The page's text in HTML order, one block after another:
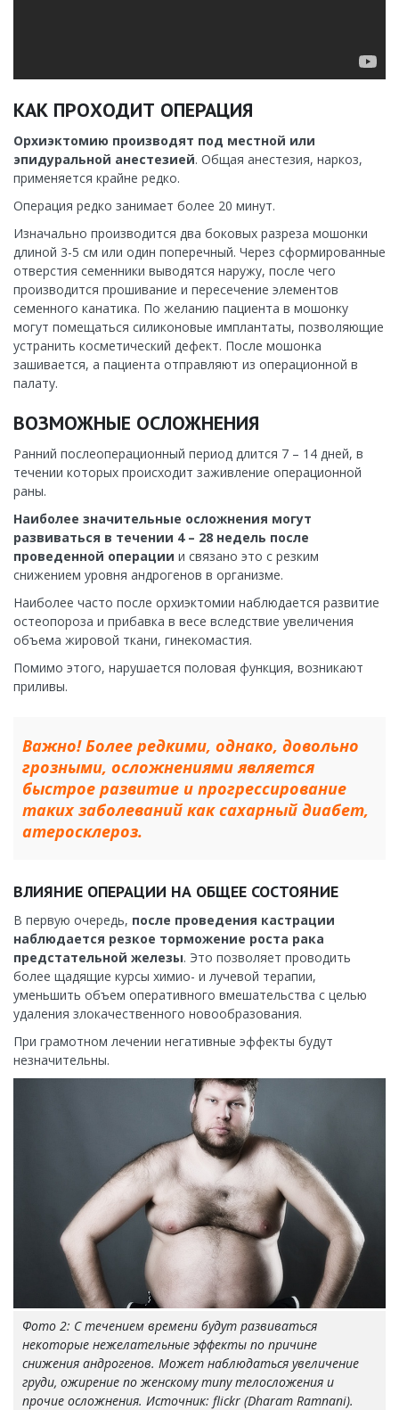
КАК ПРОХОДИТ ОПЕРАЦИЯ
Орхиэктомию производят под местной или
эпидуральной анестезией. Общая анестезия, наркоз,
применяется крайне редко.
Операция редко занимает более 20 минут.
Изначально производится два боковых разреза мошонки
длиной 3-5 см или один поперечный. Через сформированные
отверстия семенники выводятся наружу, после чего
производится прошивание и пересечение элементов
семенного канатика. По желанию пациента в мошонку
могут помещаться силиконовые имплантаты, позволяющие
устранить косметический дефект. После мошонка
зашивается, а пациента отправляют из операционной в
палату.
ВОЗМОЖНЫЕ ОСЛОЖНЕНИЯ
Ранний послеоперационный период длится 7 – 14 дней, в
течении которых происходит заживление операционной
раны.
Наиболее значительные осложнения могут
развиваться в течении 4 – 28 недель после
проведенной операции и связано это с резким
снижением уровня андрогенов в организме.
Наиболее часто после орхиэктомии наблюдается развитие
остеопороза и прибавка в весе вследствие увеличения
объема жировой ткани, гинекомастия.
Помимо этого, нарушается половая функция, возникают
приливы.
Важно! Более редкими, однако, довольно
грозными, осложнениями является
быстрое развитие и прогрессирование
таких заболеваний как сахарный диабет,
атеросклероз.
ВЛИЯНИЕ ОПЕРАЦИИ НА ОБЩЕЕ СОСТОЯНИЕ
В первую очередь, после проведения кастрации
наблюдается резкое торможение роста рака
предстательной железы. Это позволяет проводить
более щадящие курсы химио- и лучевой терапии,
уменьшить объем оперативного вмешательства с целью
удаления злокачественного новообразования.
При грамотном лечении негативные эффекты будут
незначительны.
Фото 2: С течением времени будут развиваться
некоторые нежелательные эффекты по причине
снижения андрогенов. Может наблюдаться увеличение
груди, ожирение по женскому типу телосложения и
прочие осложнения. Источник: flickr (Dharam Ramnani).